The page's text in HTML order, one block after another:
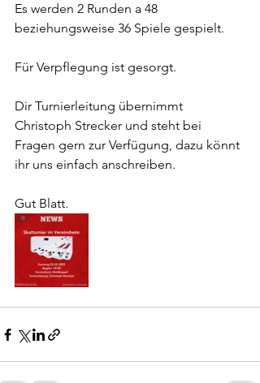
Es werden 2 Runden a 48
beziehungsweise 36 Spiele gespielt.
Für Verpflegung ist gesorgt.
Dir Turnierleitung übernimmt
Christoph Strecker und steht bei
Fragen gern zur Verfügung, dazu könnt
ihr uns einfach anschreiben.
Gut Blatt.